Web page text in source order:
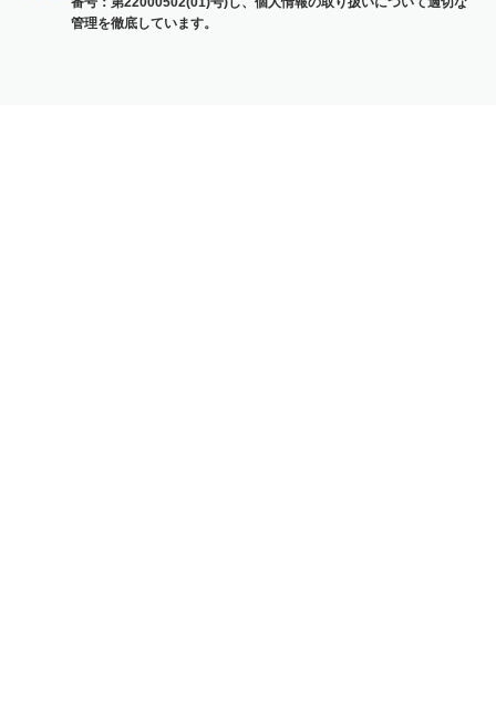
管理を徹底しています。